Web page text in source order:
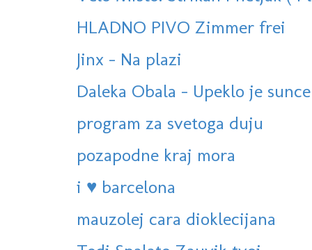
HLADNO PIVO Zimmer frei
Jinx - Na plazi
Daleka Obala - Upeklo je sunce
program za svetoga duju
pozapodne kraj mora
i ♥ barcelona
mauzolej cara dioklecijana